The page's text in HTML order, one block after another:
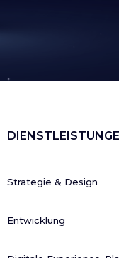
Strategie & Design
Entwicklung